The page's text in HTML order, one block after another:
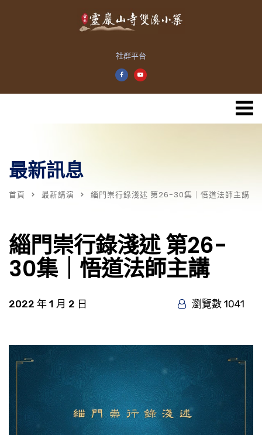
社群平台
最新訊息
首頁 最新講演 緇門崇行錄淺述 第26-30集｜悟道法師主講
緇門崇行錄淺述 第26-
30集｜悟道法師主講
2022 年 1 月 2 日 瀏覽數 1041